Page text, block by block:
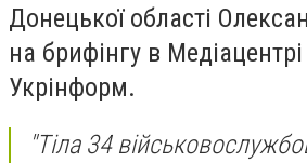
Донецької області
на брифінгу в
Укрінформ.
"Тіла 34